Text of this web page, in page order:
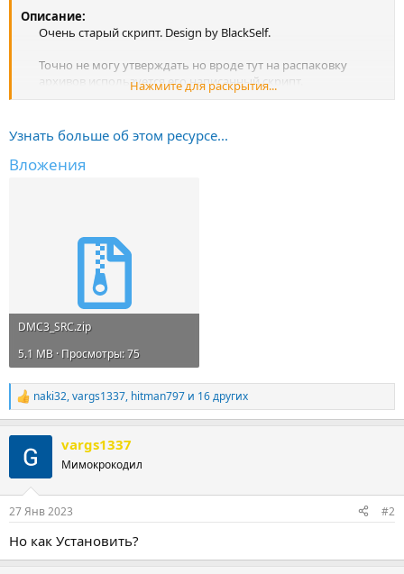
Описание:
Очень старый скрипт. Design by BlackSelf.​
Точно не могу утверждать но вроде тут на распаковку
архивов используется его написанный скрипт.​
- unarc.dll (?)
- isTask.dll (1.0.1.0)​
Нажмите для раскрытия...
Узнать больше об этом ресурсе...
Вложения
DMC3_SRC.zip
5.1 MB · Просмотры: 75
Р
е
naki32,vargs1337, hitman797 и 16 других
vargs1337
Мимокрокодил
27 Янв 2023 #2
Но как Установить?